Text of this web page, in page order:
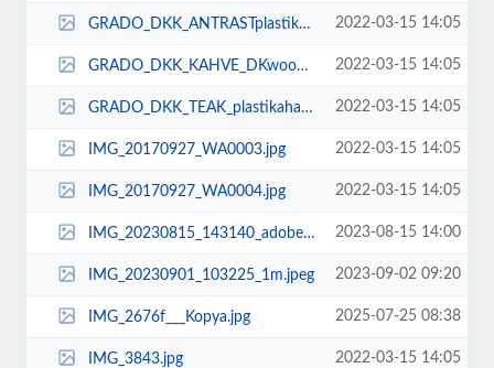
GRADO_DKK_ANTRASTplastikahapdeckfiyatlarbahefloorgardenterashavuzdekoryoutube... 2022-03-15 14:05
GRADO_DKK_KAHVE_DKwoodplastikahapdeckfiyatlarbahefloorgardenterashavuzdekoryo... 2022-03-15 14:05
GRADO_DKK_TEAK_plastikahapdeckfiyatlarbahefloorgardenterashavuzdekoryoutubego... 2022-03-15 14:05
IMG_20170927_WA0003.jpg 2022-03-15 14:05
IMG_20170927_WA0004.jpg 2022-03-15 14:05
IMG_20230815_143140_adobe_express_1.jpeg 2023-08-15 14:00
IMG_20230901_103225_1m.jpeg 2023-09-02 09:20
IMG_2676f___Kopya.jpg 2025-07-25 08:38
IMG_3843.jpg 2022-03-15 14:05